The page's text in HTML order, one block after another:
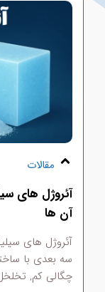
مقالات
آئروژل های
آن ها
آئروژل­ های
سه­ بعدی با
چگالی کم,